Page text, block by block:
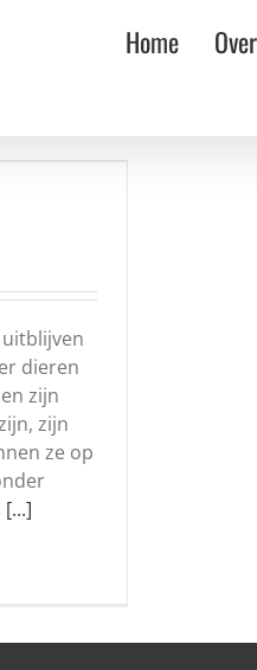
Home
dieren
zijn
zijn
ze op
[...]